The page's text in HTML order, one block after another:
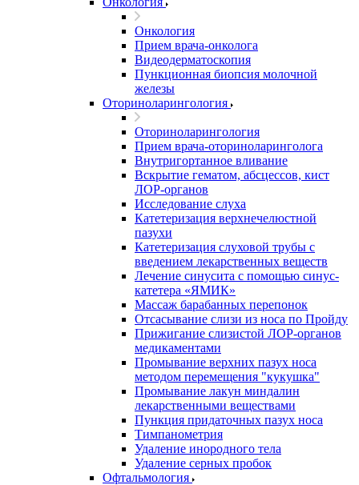
Онкология
Прием врача-онколога
Видеодерматоскопия
Пункционная биопсия молочной
железы
Оториноларингология
Оториноларингология
Прием врача-оториноларинголога
Внутригортанное вливание
Вскрытие гематом, абсцессов, кист
ЛОР-органов
Исследование слуха
Катетеризация верхнечелюстной
пазухи
Катетеризация слуховой трубы с
введением лекарственных веществ
Лечение синусита с помощью синус-
катетера «ЯМИК»
Массаж барабанных перепонок
Отсасывание слизи из носа по Пройду
Прижигание слизистой ЛОР-органов
медикаментами
Промывание верхних пазух носа
методом перемещения "кукушка"
Промывание лакун миндалин
лекарственными веществами
Пункция придаточных пазух носа
Тимпанометрия
Удаление инородного тела
Удаление серных пробок
Офтальмология